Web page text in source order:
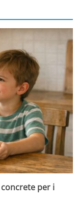
per i